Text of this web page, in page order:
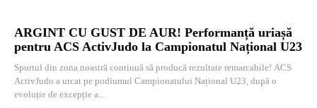
ARGINT CU GUST DE AUR! Performanță uriașă
pentru ACS ActivJudo la Campionatul Național U23
Sportul din zona noastră continuă să producă rezultate remarcabile! ACS
ActivJudo a urcat pe podiumul Campionatului Național U23, după o
evoluție de excepție a...